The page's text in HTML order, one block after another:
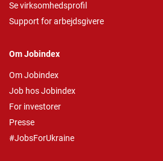
Se virksomhedsprofil
Support for arbejdsgivere
Om Jobindex
Om Jobindex
Job hos Jobindex
For investorer
Presse
#JobsForUkraine